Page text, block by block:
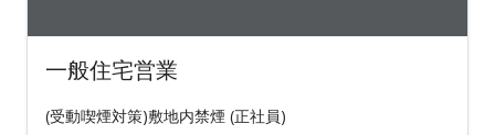
一般住宅営業
(受動喫煙対策)敷地内禁煙 (正社員)